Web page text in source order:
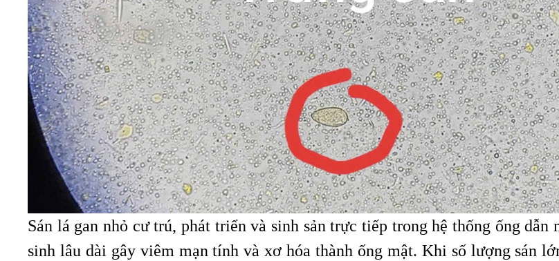
Sán lá gan nhỏ cư trú, phát triển và sinh sản trực tiếp trong hệ thống ống dẫn
sinh lâu dài gây viêm mạn tính và xơ hóa thành ống mật. Khi số lượng sán